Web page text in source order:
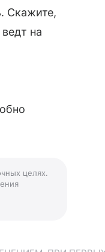
Скажите,
на
целях.